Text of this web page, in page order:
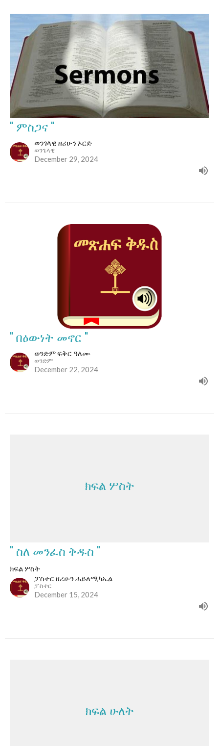
" ምስጋና "
ወንገላዊ ዘሪሁን ኦርድ
ወንጌላዊ
December 29, 2024
" በዕውነት መኖር "
ወንድም ፍቅር ዓለሙ
ወንድም
December 22, 2024
ክፍል ሦስት
" ስለ መንፈስ ቅዱስ "
ክፍል ሦስት
ፓስተር ዘሪሁን ሐይለሚካኤል
ፓስተር
December 15, 2024
ክፍል ሁለት